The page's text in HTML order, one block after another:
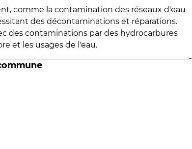
comme la contamination des réseaux d'eau
des décontaminations et réparations.
des contaminations par des hydrocarbures
et les usages de l'eau.